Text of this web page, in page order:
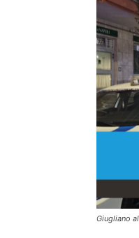
Giugliano